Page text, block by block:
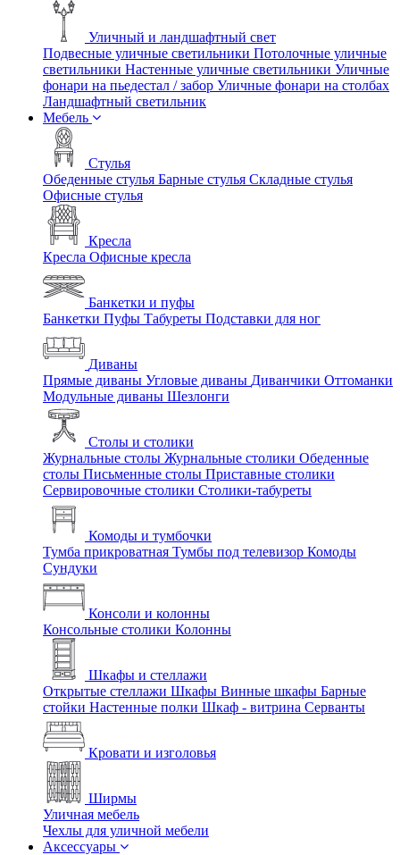
Уличный и ландшафтный свет
Подвесные уличные светильники Потолочные уличные
светильники Настенные уличные светильники Уличные
фонари на пьедестал / забор Уличные фонари на столбах
Ландшафтный светильник
Мебель
Стулья
Обеденные стулья Барные стулья Складные стулья
Офисные стулья
Кресла
Кресла Офисные кресла
Банкетки и пуфы
Банкетки Пуфы Табуреты Подставки для ног
Диваны
Прямые диваны Угловые диваны Диванчики Оттоманки
Модульные диваны Шезлонги
Столы и столики
Журнальные столы Журнальные столики Обеденные
столы Письменные столы Приставные столики
Сервировочные столики Столики-табуреты
Комоды и тумбочки
Тумба прикроватная Тумбы под телевизор Комоды
Сундуки
Консоли и колонны
Консольные столики Колонны
Шкафы и стеллажи
Открытые стеллажи Шкафы Винные шкафы Барные
стойки Настенные полки Шкаф - витрина Серванты
Кровати и изголовья
Ширмы
Уличная мебель
Чехлы для уличной мебели
Аксессуары